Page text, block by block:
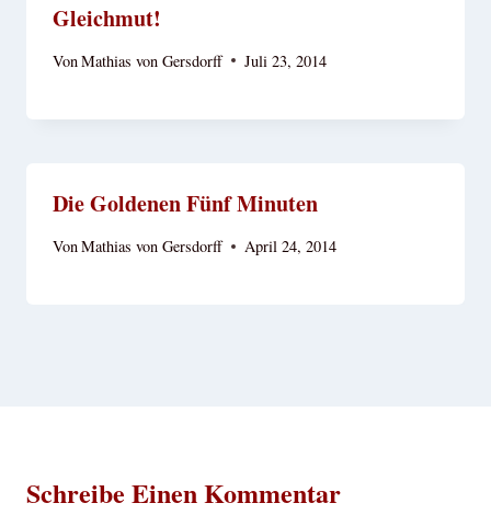
Gleichmut!
VonMathias von Gersdorff Juli 23, 2014
Die Goldenen Fünf Minuten
VonMathias von Gersdorff April 24, 2014
Schreibe Einen Kommentar